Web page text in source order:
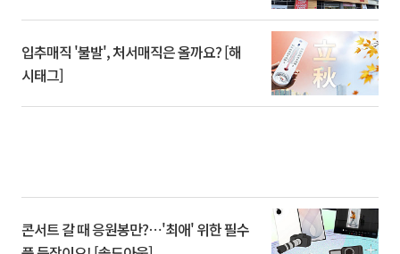
입추매직 '불발', 처서매직은 올까요? [해
시태그]
콘서트 갈 때 응원봉만?⋯'최애' 위한 필수